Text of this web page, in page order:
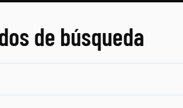
de búsqueda